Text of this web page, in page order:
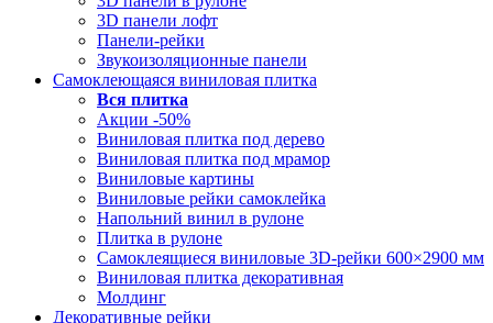
3D панели лофт
Панели-рейки
Звукоизоляционные панели
Самоклеющаяся виниловая плитка
Вся плитка
Акции -50%
Виниловая плитка под дерево
Виниловая плитка под мрамор
Виниловые картины
Виниловые рейки самоклейка
Напольний винил в рулоне
Плитка в рулоне
Самоклеящиеся виниловые 3D‑рейки 600×2900 мм
Виниловая плитка декоративная
Молдинг
Декоративные рейки